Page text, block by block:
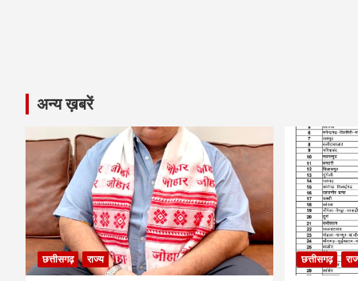
अन्य ख़बरें
छत्तीसगढ़ राज्य छत्तीसगढ़